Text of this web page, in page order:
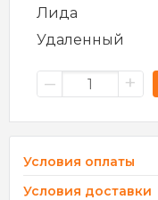
Лида
Удаленный
– +
Условия оплаты
Условия доставки